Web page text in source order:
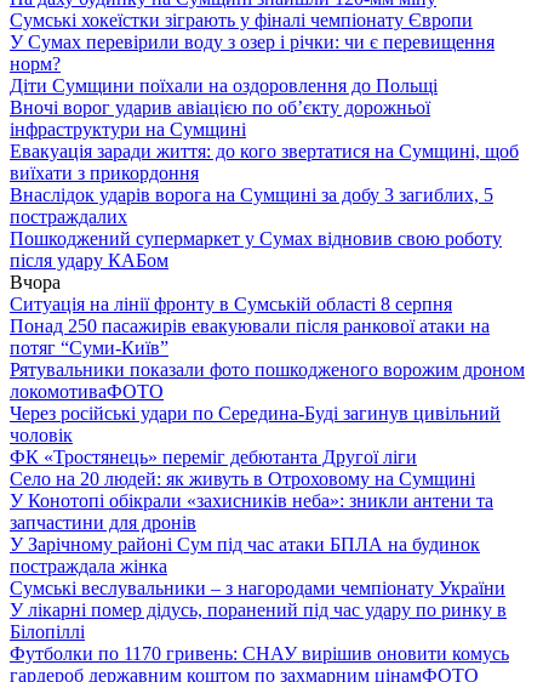
Сумські хокеїстки зіграють у фіналі чемпіонату Європи
У Сумах перевірили воду з озер і річки: чи є перевищення
норм?
Діти Сумщини поїхали на оздоровлення до Польщі
Вночі ворог ударив авіацією по обʼєкту дорожньої
інфраструктури на Сумщині
Евакуація заради життя: до кого звертатися на Сумщині, щоб
виїхати з прикордоння
Внаслідок ударів ворога на Сумщині за добу 3 загиблих, 5
постраждалих
Пошкоджений супермаркет у Сумах відновив свою роботу
після удару КАБом
Вчора
Ситуація на лінії фронту в Сумській області 8 серпня
Понад 250 пасажирів евакуювали після ранкової атаки на
потяг “Суми-Київ”
Рятувальники показали фото пошкодженого ворожим дроном
локомотиваФОТО
Через російські удари по Середина-Буді загинув цивільний
чоловік
ФК «Тростянець» переміг дебютанта Другої ліги
Село на 20 людей: як живуть в Отроховому на Сумщині
У Конотопі обікрали «захисників неба»: зникли антени та
запчастини для дронів
У Зарічному районі Сум під час атаки БПЛА на будинок
постраждала жінка
Сумські веслувальники – з нагородами чемпіонату України
У лікарні помер дідусь, поранений під час удару по ринку в
Білопіллі
Футболки по 1170 гривень: СНАУ вирішив оновити комусь
гардероб державним коштом по захмарним цінамФОТО